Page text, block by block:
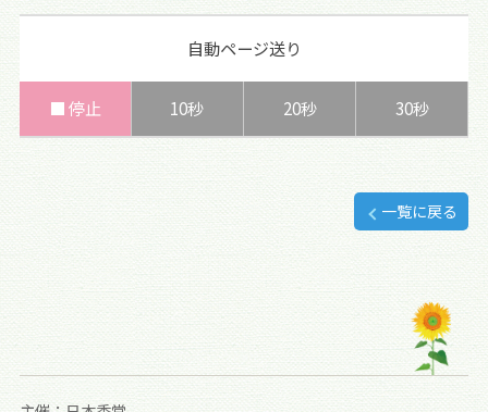
自動ページ送り
■ 停止 10秒 20秒 30秒
一覧に戻る